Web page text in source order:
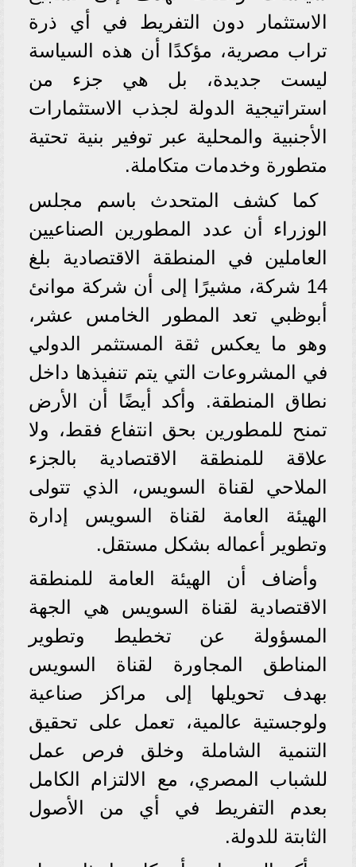
الاستثمار دون التفريط في أي ذرة
تراب مصرية، مؤكدًا أن هذه السياسة
ليست جديدة، بل هي جزء من
استراتيجية الدولة لجذب الاستثمارات
الأجنبية والمحلية عبر توفير بنية تحتية
متطورة وخدمات متكاملة.
كما كشف المتحدث باسم مجلس
الوزراء أن عدد المطورين الصناعيين
العاملين في المنطقة الاقتصادية بلغ
14 شركة، مشيرًا إلى أن شركة موانئ
أبوظبي تعد المطور الخامس عشر،
وهو ما يعكس ثقة المستثمر الدولي
في المشروعات التي يتم تنفيذها داخل
نطاق المنطقة. وأكد أيضًا أن الأرض
تمنح للمطورين بحق انتفاع فقط، ولا
علاقة للمنطقة الاقتصادية بالجزء
الملاحي لقناة السويس، الذي تتولى
الهيئة العامة لقناة السويس إدارة
وتطوير أعماله بشكل مستقل.
وأضاف أن الهيئة العامة للمنطقة
الاقتصادية لقناة السويس هي الجهة
المسؤولة عن تخطيط وتطوير
المناطق المجاورة لقناة السويس
بهدف تحويلها إلى مراكز صناعية
ولوجستية عالمية، تعمل على تحقيق
التنمية الشاملة وخلق فرص عمل
للشباب المصري، مع الالتزام الكامل
بعدم التفريط في أي من الأصول
الثابتة للدولة.